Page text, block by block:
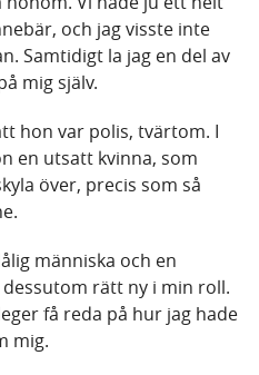
och jag visste inte
Samtidigt la jag en del av
mig själv.
hon var polis, tvärtom. I
en utsatt kvinna, som
över, precis som så
människa och en
dessutom rätt ny i min roll.
få reda på hur jag hade
mig.